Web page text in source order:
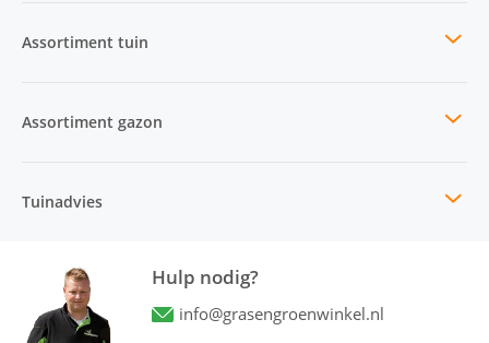
Hulp nodig?
info@grasengroenwinkel.nl
Assortiment tuin
Assortiment gazon
Tuinadvies